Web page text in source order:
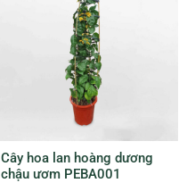
Cây hoa lan hoàng dương
chậu ươm PEBA001